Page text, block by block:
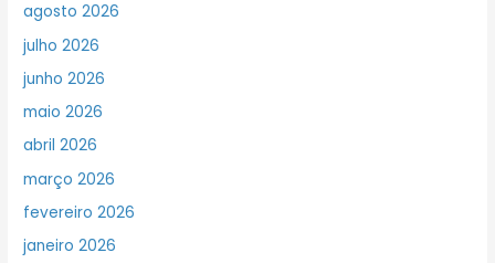
agosto 2026
julho 2026
junho 2026
maio 2026
abril 2026
março 2026
fevereiro 2026
janeiro 2026